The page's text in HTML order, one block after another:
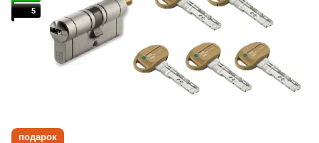
5
подарок